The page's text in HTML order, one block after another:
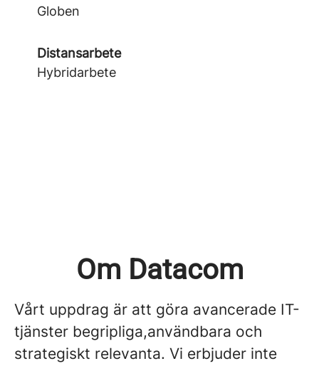
Globen
Distansarbete
Hybridarbete
Om Datacom
Vårt uppdrag är att göra avancerade IT-
tjänster begripliga,användbara och
strategiskt relevanta. Vi erbjuder inte